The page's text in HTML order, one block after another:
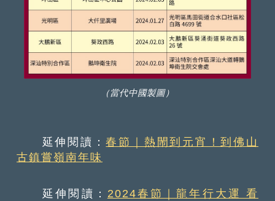
（當代中國製圖）
延伸閱讀：春節｜熱閙到元宵！到佛山
古鎮嘗嶺南年味
延伸閱讀： 2024春節｜龍年行大運 看